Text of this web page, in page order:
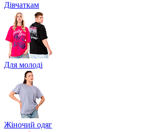
Дівчаткам
Для молоді
Жіночий одяг